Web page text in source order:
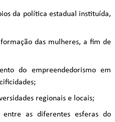
da política estadual instituída,
das mulheres, a fim de
do empreendedorismo em
regionais e locais;
entre as diferentes esferas do